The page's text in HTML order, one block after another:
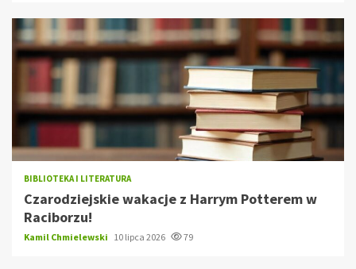
BIBLIOTEKA I LITERATURA
Czarodziejskie wakacje z Harrym Potterem w
Raciborzu!
Kamil Chmielewski 10 lipca 2026 79